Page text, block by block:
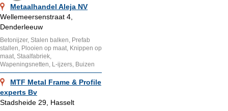
Metaalhandel Aleja NV
Wellemeersenstraat 4,
Denderleeuw
Betonijzer, Stalen balken, Prefab
stallen, Plooien op maat, Knippen op
maat, Staalfabriek,
Wapeningsnetten, L-ijzers, Buizen
MTF Metal Frame & Profile
experts Bv
Stadsheide 29, Hasselt